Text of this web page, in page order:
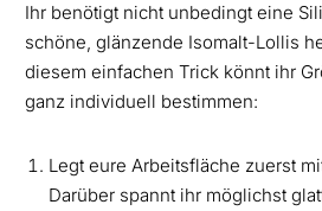
Ihr benötigt nicht unbedingt eine
schöne, glänzende Isomalt-Lollis
diesem einfachen Trick könnt ihr
ganz individuell bestimmen:
Legt eure Arbeitsfläche zuerst
Darüber spannt ihr möglichst